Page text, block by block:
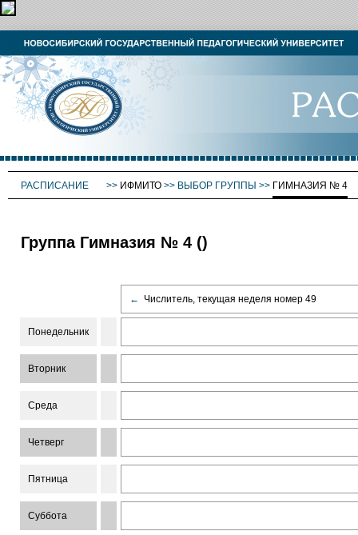
РАСПИСАНИЕ >> ИФМИТО >> ВЫБОР ГРУППЫ >> ГИМНАЗИЯ № 4
Группа Гимназия № 4 ()
← Числитель, текущая неделя номер 49
Понедельник
Вторник
Среда
Четверг
Пятница
Суббота